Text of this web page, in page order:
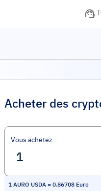
Acheter des
Vous achetez
1 AURO USDA = 0.86708 Euro